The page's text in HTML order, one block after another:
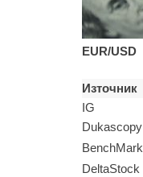
EUR/USD
Източник
IG
Dukascopy
BenchMark
DeltaStock